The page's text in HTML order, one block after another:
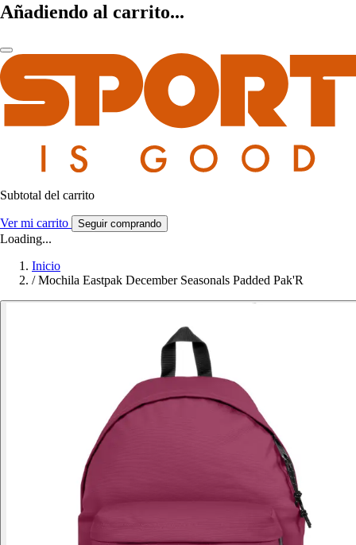
Añadiendo al carrito...
Subtotal del carrito
Ver mi carrito Seguir comprando
Loading...
Inicio
/ Mochila Eastpak December Seasonals Padded Pak'R